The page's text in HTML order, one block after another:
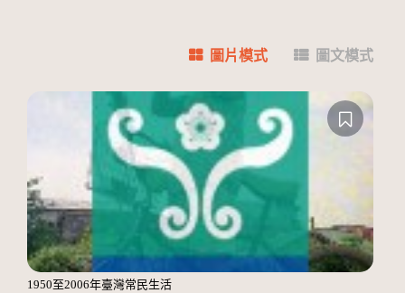
圖片模式 圖文模式
1950至2006年臺灣常民生活